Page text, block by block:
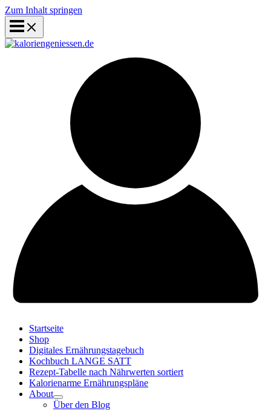
Zum Inhalt springen
Startseite
Shop
Digitales Ernährungstagebuch
Kochbuch LANGE SATT
Rezept-Tabelle nach Nährwerten sortiert
Kalorienarme Ernährungspläne
About
Über den Blog